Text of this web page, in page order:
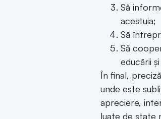
Să
acestuia;
Să
Să
educării
În final,
unde este
apreciere,
luate de state